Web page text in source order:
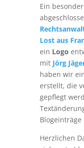
Ein
Lost aus
ein Logo
mit Jörg
haben wir
erstellt, die
gepflegt
Blogeinträge
Herzlichen